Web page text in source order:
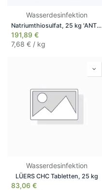
Wasserdesinfektion
Natriumthiosulfat, 25 kg 'ANTI-CHLOR'
191,89 €
7,68 € / kg
Wasserdesinfektion
LÜERS CHC Tabletten, 25 kg
83,06 €